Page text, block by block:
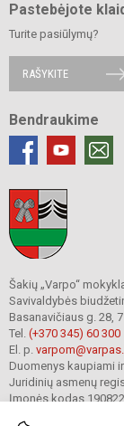
Pastebėjote
Turite pasiūlymų?
RAŠYKITE
Bendraukime
Šakių „Varpo“
Savivaldybės
Basanavičiaus g. 28,
Tel. (+370 345) 60 300
El. p.
Duomenys kaupiami
Juridinių asmenų
Įmonės kodas